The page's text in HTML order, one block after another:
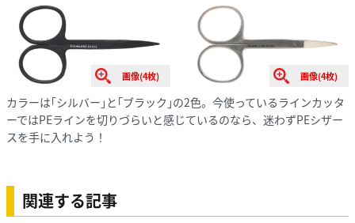
画像(4枚) 画像(4枚)
カラーは｢シルバー｣と｢ブラック｣の2色。今使っているラインカッタ
ーではPEラインを切りづらいと感じているのなら、迷わずPEシザー
スを手に入れよう！
関連する記事